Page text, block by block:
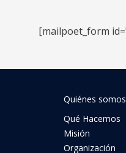
[mailpoet_form
Quiénes somos
Qué Hacemos
Misión
Organización